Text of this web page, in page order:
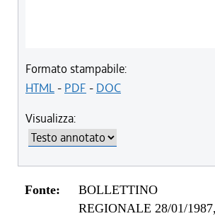
Formato stampabile:
HTML- PDF - DOC
Visualizza:
Fonte:
BOLLETTINO
REGIONALE 28/01/